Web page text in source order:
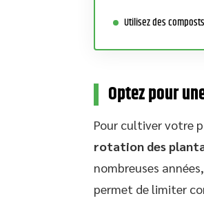
Utilisez des
Optez pour
Pour cultiver votre
rotation des
nombreuses
permet de limiter